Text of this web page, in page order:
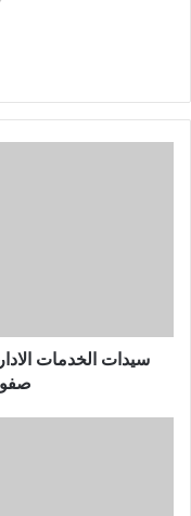
سيدات الخدمات